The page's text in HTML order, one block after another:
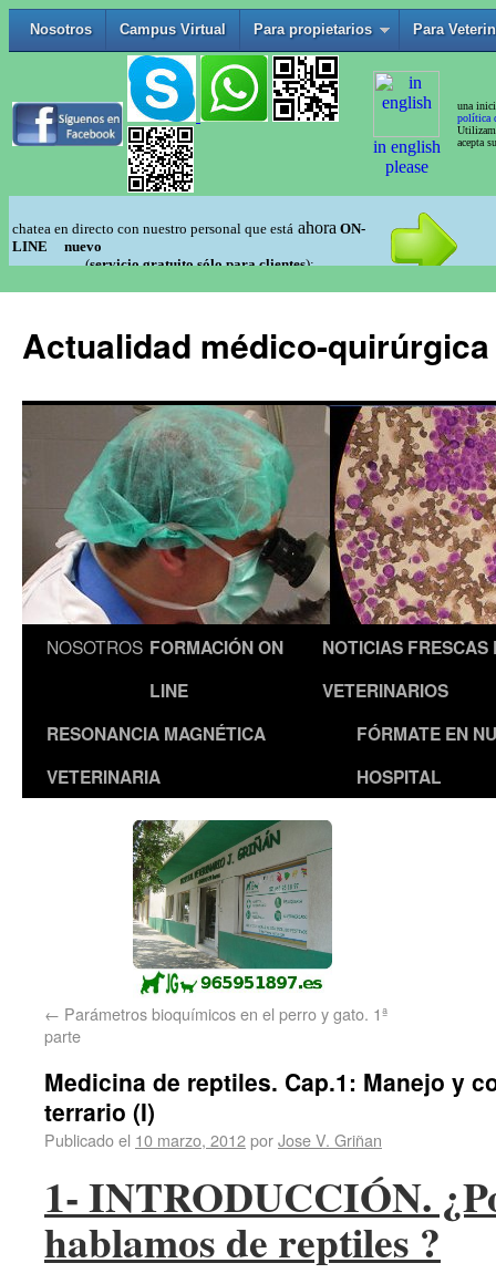
Actualidad médico-
NOSOTROS FORMACIÓN ON
LINE
NOTICIAS FRESCAS
VETERINARIOS
RESONANCIA MAGNÉTICA
VETERINARIA
FÓRMATE EN
HOSPITAL
← Parámetros bioquímicos en el perro y gato. 1ª
parte
Medicina de reptiles. Cap.1: Manejo y
terrario (I)
Publicado el 10 marzo, 2012porJose V. Griñan
1- INTRODUCCIÓN.
hablamos de reptiles ?